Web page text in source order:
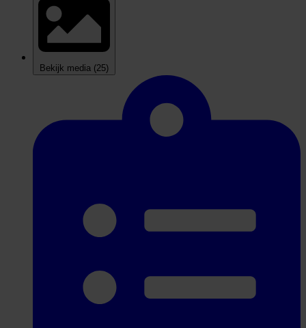
Bekijk media (25)